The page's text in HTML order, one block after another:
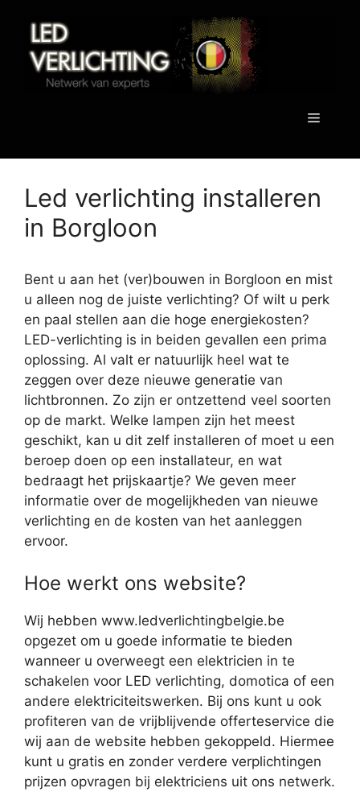
inhoud
Menu
Led verlichting installeren
in Borgloon
Bent u aan het (ver)bouwen in Borgloon en mist
u alleen nog de juiste verlichting? Of wilt u perk
en paal stellen aan die hoge energiekosten?
LED-verlichting is in beiden gevallen een prima
oplossing. Al valt er natuurlijk heel wat te
zeggen over deze nieuwe generatie van
lichtbronnen. Zo zijn er ontzettend veel soorten
op de markt. Welke lampen zijn het meest
geschikt, kan u dit zelf installeren of moet u een
beroep doen op een installateur, en wat
bedraagt het prijskaartje? We geven meer
informatie over de mogelijkheden van nieuwe
verlichting en de kosten van het aanleggen
ervoor.
Hoe werkt ons website?
Wij hebben www.ledverlichtingbelgie.be
opgezet om u goede informatie te bieden
wanneer u overweegt een elektricien in te
schakelen voor LED verlichting, domotica of een
andere elektriciteitswerken. Bij ons kunt u ook
profiteren van de vrijblijvende offerteservice die
wij aan de website hebben gekoppeld. Hiermee
kunt u gratis en zonder verdere verplichtingen
prijzen opvragen bij elektriciens uit ons netwerk.